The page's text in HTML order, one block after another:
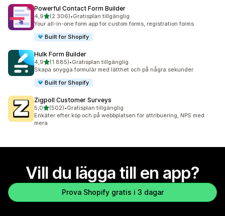
Powerful Contact Form Builder
4,9av 5 stjärnor
(2 306)
2306 recensioner totalt
•Gratisplan tillgänglig
Your all-in-one form app for custom forms, registration forms
Built for Shopify
Hulk Form Builder
4,9av 5 stjärnor
(1 885)
1885 recensioner totalt
•Gratisplan tillgänglig
Skapa snygga formulär med lätthet och på några sekunder.
Built for Shopify
Zigpoll Customer Surveys
5,0av 5 stjärnor
(502)
502 recensioner totalt
•Gratisplan tillgänglig
Enkäter efter köp och på webbplatsen för attribuering, NPS med
mera
Vill du lägga till en app?
Prova Shopify gratis i 3 dagar